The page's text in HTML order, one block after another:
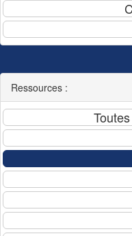
Ressources :